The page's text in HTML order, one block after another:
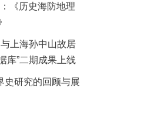
《历史海防地理
上海孙中山故居
库”二期成果上线
史研究的回顾与展